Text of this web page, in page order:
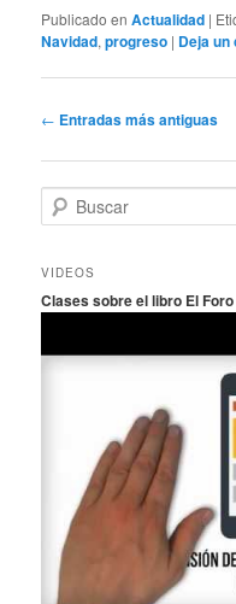
Publicado en Actualidad |
Navidad,progreso | Deja
Navegación
entradas
← Entradas más antiguas
u
c
r
VIDEOS
Clases sobre el libro El